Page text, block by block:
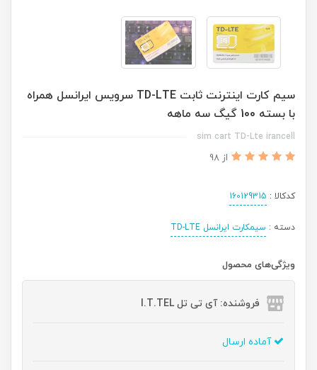
سیم کارت اینترنت ثابت TD-LTE سرویس ایرانسل همراه
با بسته 100 گیگ سه ماهه
sim cart TD-Lte irancell
از 98
کدکالا : 160129315
دسته : سیمکارت ایرانسل TD-LTE
ویژگی‌های محصول
فروشنده: آی تی تل I.T.TEL
آماده ارسال